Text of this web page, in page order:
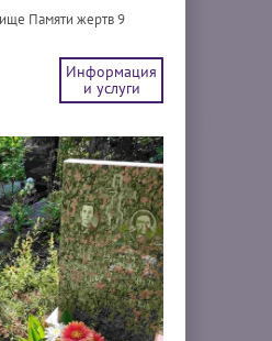
Памяти жертв 9
Информация
и услуги